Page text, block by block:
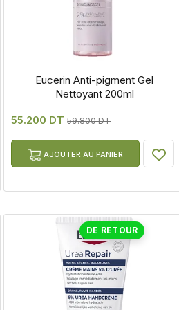
Eucerin Anti-pigment Gel
Nettoyant 200ml
55.200 DT59.800 DT
AJOUTER AU PANIER
DE RETOUR